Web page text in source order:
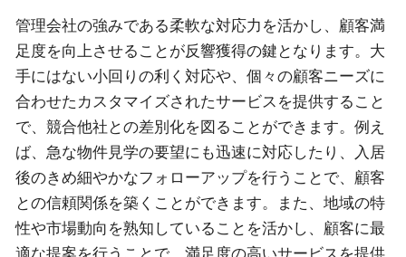
管理会社の強みである柔軟な対応力を活かし、顧客満
足度を向上させることが反響獲得の鍵となります。大
手にはない小回りの利く対応や、個々の顧客ニーズに
合わせたカスタマイズされたサービスを提供すること
で、競合他社との差別化を図ることができます。例え
ば、急な物件見学の要望にも迅速に対応したり、入居
後のきめ細やかなフォローアップを行うことで、顧客
との信頼関係を築くことができます。また、地域の特
性や市場動向を熟知していることを活かし、顧客に最